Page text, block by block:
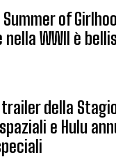
Summer of
nella WWII è
della
e Hulu